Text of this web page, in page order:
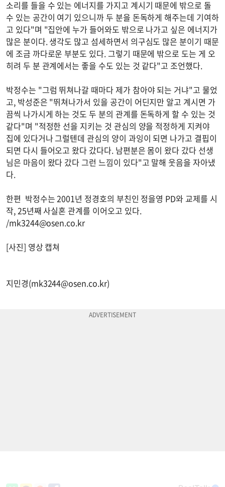
소리를 들을 수 있는 에너지를 가지고 계시기 때문에 밖으로 돌
수 있는 공간이 여기 있으니까 두 분을 돈독하게 해주는데 기여하
고 있다"며 "집안에 누가 들어와도 밖으로 나가고 싶은 에너지가
많은 분이다. 생각도 많고 섬세하면서 의구심도 많은 분이기 때문
에 조금 까다로운 부분도 있다. 그렇기 때문에 밖으로 도는 게 오
히려 두 분 관계에서는 좋을 수도 있는 것 같다"고 조언했다.
박정수는 "그럼 뛰쳐나갈 때마다 제가 참아야 되는 거냐"고 물었
고, 박성준은 "뛰쳐나가서 있을 공간이 어딘지만 알고 계시면 가
끔씩 나가시게 하는 것도 두 분의 관계를 돈독하게 할 수 있는 것
같다"며 "적정한 선을 지키는 것 관심의 양을 적정하게 지켜야
집에 있다거나 그럴텐데 관심의 양이 과잉이 되면 나가고 결핍이
되면 다시 들어오고 왔다 갔다다. 남편분은 몸이 왔다 갔다 선생
님은 마음이 왔다 갔다 그런 느낌이 있다"고 말해 웃음을 자아냈
다.
한편 박정수는 2001년 정경호의 부친인 정을영 PD와 교제를 시
작, 25년째 사실혼 관계를 이어오고 있다.
/mk3244@osen.co.kr
[사진] 영상 캡쳐
지민경(mk3244@osen.co.kr)